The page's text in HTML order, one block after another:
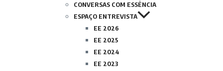
CONVERSAS COM ESSÊNCIA
ESPAÇO ENTREVISTA
EE 2026
EE 2025
EE 2024
EE 2023